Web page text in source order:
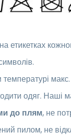
етикетках
одяг. Наші
до плям, не
пилом, не